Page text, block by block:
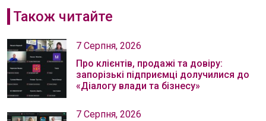
Також читайте
7 Серпня, 2026
Про клієнтів, продажі та довіру:
запорізькі підприємці долучилися до
«Діалогу влади та бізнесу»
7 Серпня, 2026